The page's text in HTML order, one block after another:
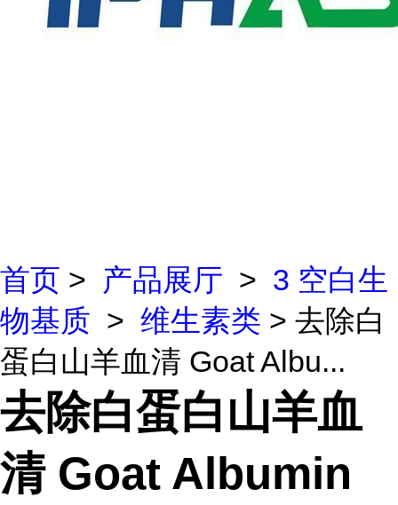
首页 > 产品展厅 > 3 空白生
物基质 > 维生素类 > 去除白
蛋白山羊血清 Goat Albu...
去除白蛋白山羊血
清 Goat Albumin